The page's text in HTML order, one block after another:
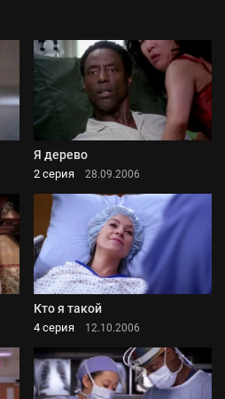
Я дерево
2 серия 28.09.2006
Кто я такой
4 серия 12.10.2006